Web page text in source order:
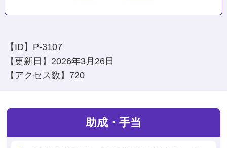
【ID】 P-3107
【更新日】 2026年3月26日
【アクセス数】 720
助成・手当